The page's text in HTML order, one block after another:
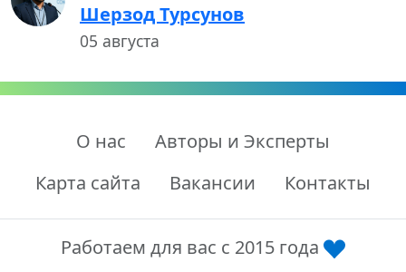
Шерзод Турсунов
05 августа
О нас
Авторы и Эксперты
Карта сайта
Вакансии Контакты
Работаем для вас с 2015 года